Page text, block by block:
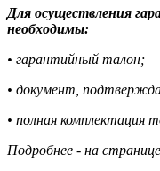
Для осуществления
необходимы:
• гарантийный талон;
• документ,
• полная комплектация
Подробнее - на